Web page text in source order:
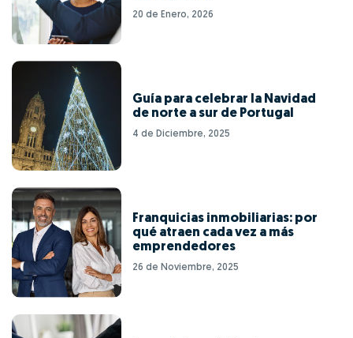
20 de Enero, 2026
Guía para celebrar la Navidad
de norte a sur de Portugal
4 de Diciembre, 2025
Franquicias inmobiliarias: por
qué atraen cada vez a más
emprendedores
26 de Noviembre, 2025